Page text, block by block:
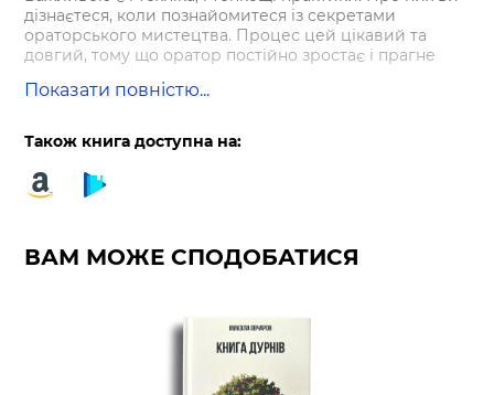
дізнаєтеся, коли познайомитеся із секретами
ораторського мистецтва. Процес цей цікавий та
довгий, тому що оратор постійно зростає і прагне
для цього: вона допомагає розвиватися початківцям
та досвідченим ораторам, допомагає стати
майстрами риторики. Усі закони, правила, винятки та
нюанси ораторського мистецтва в одному виданні.
ораторської майстерності».
правильно жестикулювати, керувати голосом та
увагою аудиторії, створити імідж та образ, які
Показати повністю...
Також книга доступна на:
ВАМ МОЖЕ СПОДОБАТИСЯ